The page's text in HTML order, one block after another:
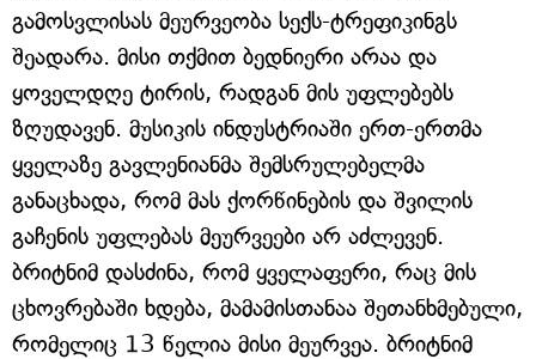
გამოსვლისას მეურვეობა სექს-ტრეფიკინგს
შეადარა. მისი თქმით ბედნიერი არაა და
ყოველდღე ტირის, რადგან მის უფლებებს
ზღუდავენ. მუსიკის ინდუსტრიაში ერთ-ერთმა
ყველაზე გავლენიანმა შემსრულებელმა
განაცხადა, რომ მას ქორწინების და შვილის
გაჩენის უფლებას მეურვეები არ აძლევენ.
ბრიტნიმ დასძინა, რომ ყველაფერი, რაც მის
ცხოვრებაში ხდება, მამამისთანაა შეთანხმებული,
რომელიც 13 წელია მისი მეურვეა. ბრიტნიმ